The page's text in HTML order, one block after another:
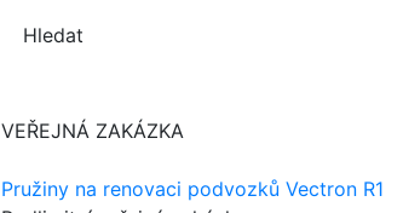
Hledat
VEŘEJNÁ ZAKÁZKA
Pružiny na renovaci podvozků Vectron R1